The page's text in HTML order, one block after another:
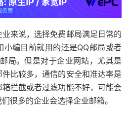
来说，选择免费邮局满足日常的
小编目前就用的还是QQ邮局或者
局。但是对于企业网站，尤其是
比较多，通信的安全和准达率是
拦截或者过滤功能不好，可能会
很多的企业会选择企业邮箱。